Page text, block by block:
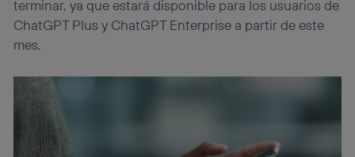
terminar, ya que estará disponible para los usuarios de
ChatGPT Plus y ChatGPT Enterprise a partir de este
mes.